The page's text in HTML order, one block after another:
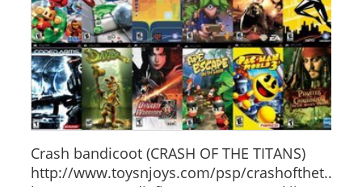
Crash bandicoot (CRASH OF THE TITANS)
http://www.toysnjoys.com/psp/crashofthet...